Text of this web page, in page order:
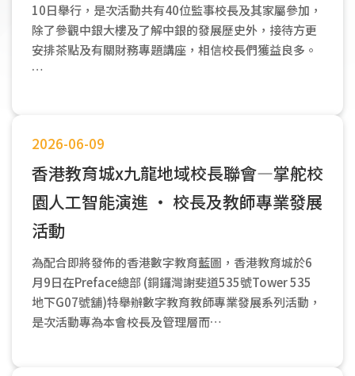
10日舉行，是次活動共有40位監事校長及其家屬參加，
除了參觀中銀大樓及了解中銀的發展歷史外，接待方更
安排茶點及有關財務專題講座，相信校長們獲益良多。
…
2026-06-09
香港教育城x九龍地域校長聯會—掌舵校
園人工智能演進 ‧ 校長及教師專業發展
活動
為配合即將發佈的香港數字教育藍圖，香港教育城於6
月9日在Preface總部 (銅鑼灣謝斐道535號Tower 535
地下G07號舖)特舉辦數字教育教師專業發展系列活動，
是次活動專為本會校長及管理層而…